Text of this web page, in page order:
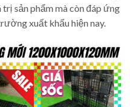
sản phẩm mà còn đáp ứng
xuất khẩu hiện nay.